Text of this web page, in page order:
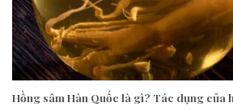
Hồng sâm Hàn Quốc là gì? Tác dụng của